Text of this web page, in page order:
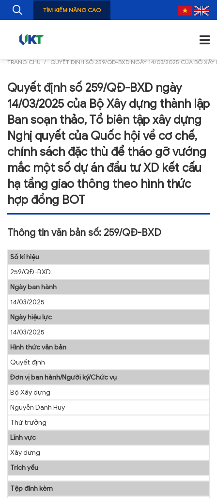
GIỚI THIỆU
TIN TỨC
NGHIÊN CỨU
ẤN PHẨM
ĐÀO TẠO, BỒI DƯỠNG
TƯ VẤN
THÔNG TIN CÔNG BỐ
TRA CỨU VĂN BẢN
TRAO ĐỔI
TÌM KIẾM NÂNG CAO
TRANG CHỦ QUYẾT ĐỊNH SỐ 259/QĐ-BXD NGÀY 14/03/2025 CỦA BỘ
Quyết định số 259/QĐ-BXD ngày
14/03/2025 của Bộ Xây dựng thành lập
Ban soạn thảo, Tổ biên tập xây dựng
Nghị quyết của Quốc hội về cơ chế,
chính sách đặc thù để tháo gỡ vướng
mắc một số dự án đầu tư XD kết cấu
hạ tầng giao thông theo hình thức
hợp đồng BOT
Thông tin văn bản số: 259/QĐ-BXD
Số kí hiệu
259/QĐ-BXD
Ngày ban hành
14/03/2025
Ngày hiệu lực
14/03/2025
Hình thức văn bản
Quyết định
Đơn vị ban hành/Người ký/Chức vụ
Bộ Xây dựng
Nguyễn Danh Huy
Thứ trưởng
Lĩnh vực
Xây dựng
Trích yếu
Tệp đính kèm